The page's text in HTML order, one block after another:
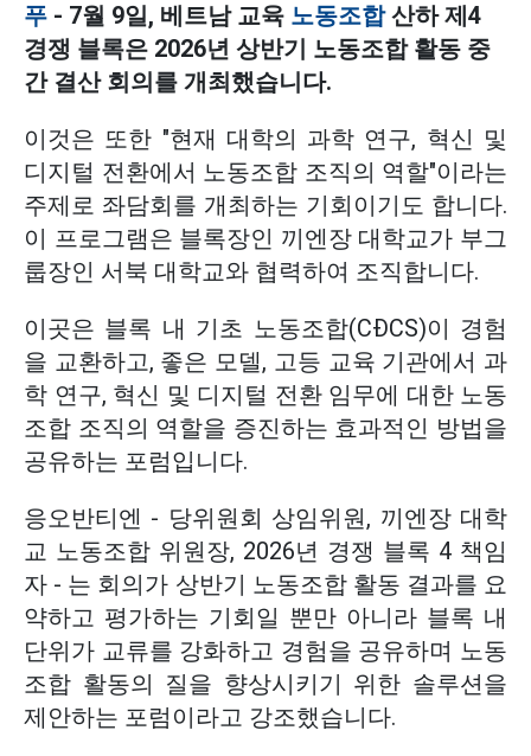
푸 - 7월 9일, 베트남 교육 노동조합산하 제4
경쟁 블록은 2026년 상반기 노동조합 활동 중
간 결산 회의를 개최했습니다.
이것은 또한 "현재 대학의 과학 연구, 혁신 및
디지털 전환에서 노동조합 조직의 역할"이라는
주제로 좌담회를 개최하는 기회이기도 합니다.
이 프로그램은 블록장인 끼엔장 대학교가 부그
룹장인 서북 대학교와 협력하여 조직합니다.
이곳은 블록 내 기초 노동조합(CĐCS)이 경험
을 교환하고, 좋은 모델, 고등 교육 기관에서 과
학 연구, 혁신 및 디지털 전환 임무에 대한 노동
조합 조직의 역할을 증진하는 효과적인 방법을
공유하는 포럼입니다.
응오반티엔 - 당위원회 상임위원, 끼엔장 대학
교 노동조합 위원장, 2026년 경쟁 블록 4 책임
자 - 는 회의가 상반기 노동조합 활동 결과를 요
약하고 평가하는 기회일 뿐만 아니라 블록 내
단위가 교류를 강화하고 경험을 공유하며 노동
조합 활동의 질을 향상시키기 위한 솔루션을
제안하는 포럼이라고 강조했습니다.